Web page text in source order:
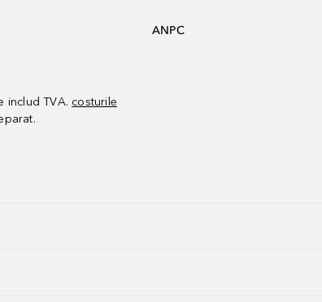
includ TVA. costurile
ANPC